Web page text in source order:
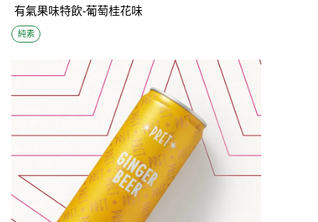
有氣果味特飲-葡萄桂花味
純素